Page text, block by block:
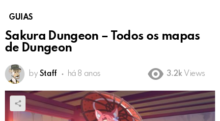
GUIAS
Sakura Dungeon – Todos os mapas
de Dungeon
by Staff há 8 anos 3.2k Views